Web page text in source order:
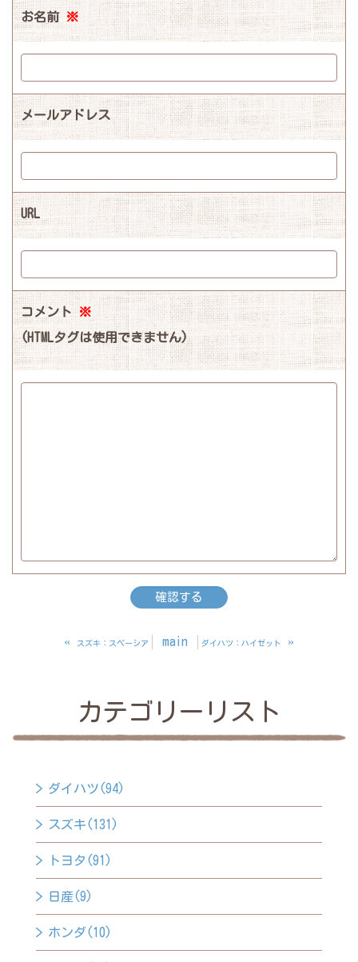
お名前 ※
メールアドレス
URL
コメント※
(HTMLタグは使用できません)
« スズキ：スペーシア main ダイハツ：ハイゼット »
カテゴリーリスト
ダイハツ(94)
スズキ(131)
トヨタ(91)
日産(9)
ホンダ(10)